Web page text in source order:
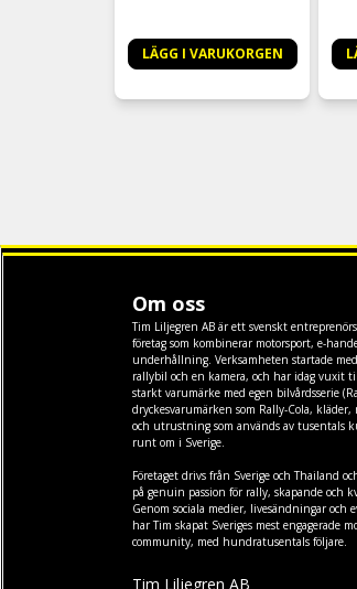
LÄGG I VARUKORGEN
Om oss
Tim Liljegren AB är ett svenskt
företag som kombinerar motorsport, e-
underhållning. Verksamheten startade
rallybil och en kamera, och har idag vuxit
starkt varumärke med egen bilvårdsserie
dryckesvarumärken som Rally-Cola, kläder,
och utrustning som används av tusentals
runt om i Sverige.
Företaget drivs från Sverige och Thailand
på genuin passion för rally, skapande och
Genom sociala medier, livesändningar och
har Tim skapat Sveriges mest engagerade
community, med hundratusentals följare.
Tim Liljegren AB